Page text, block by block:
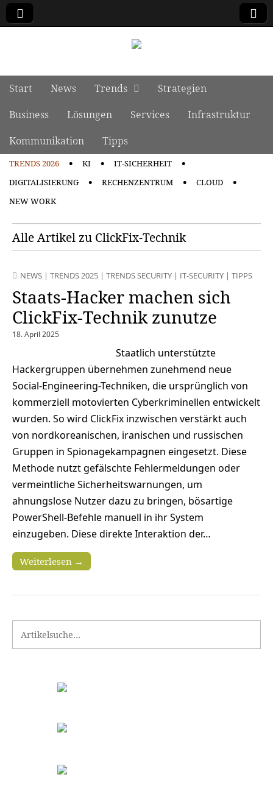
Main menu
Skip to content
Start News Trends
Strategien
Business
Lösungen Services
Infrastruktur
Kommunikation
Tipps
TRENDS 2026 KI
IT-SICHERHEIT
DIGITALISIERUNG
RECHENZENTRUM
CLOUD
NEW WORK
Alle Artikel zu ClickFix-Technik
NEWS | TRENDS 2025 | TRENDS SECURITY | IT-SECURITY | TIPPS
Staats-Hacker machen sich
ClickFix-Technik zunutze
18. April 2025
Staatlich unterstützte
Hackergruppen übernehmen zunehmend neue
Social-Engineering-Techniken, die ursprünglich von
kommerziell motovierten Cyberkriminellen entwickelt
wurden. So wird ClickFix inzwischen verstärkt auch
von nordkoreanischen, iranischen und russischen
Gruppen in Spionagekampagnen eingesetzt. Diese
Methode nutzt gefälschte Fehlermeldungen oder
vermeintliche Sicherheitswarnungen, um
ahnungslose Nutzer dazu zu bringen, bösartige
PowerShell-Befehle manuell in ihr System
einzugeben. Diese direkte Interaktion der…
Weiterlesen →